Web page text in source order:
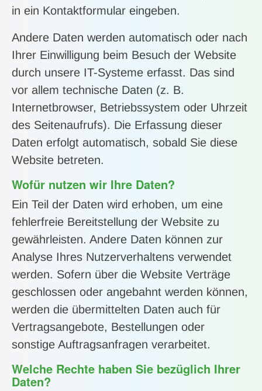
in ein Kontaktformular eingeben.
Andere Daten werden automatisch oder nach
Ihrer Einwilligung beim Besuch der Website
durch unsere IT-Systeme erfasst. Das sind
vor allem technische Daten (z. B.
Internetbrowser, Betriebssystem oder Uhrzeit
des Seitenaufrufs). Die Erfassung dieser
Daten erfolgt automatisch, sobald Sie diese
Website betreten.
Wofür nutzen wir Ihre Daten?
Ein Teil der Daten wird erhoben, um eine
fehlerfreie Bereitstellung der Website zu
gewährleisten. Andere Daten können zur
Analyse Ihres Nutzerverhaltens verwendet
werden. Sofern über die Website Verträge
geschlossen oder angebahnt werden können,
werden die übermittelten Daten auch für
Vertragsangebote, Bestellungen oder
sonstige Auftragsanfragen verarbeitet.
Welche Rechte haben Sie bezüglich Ihrer
Daten?